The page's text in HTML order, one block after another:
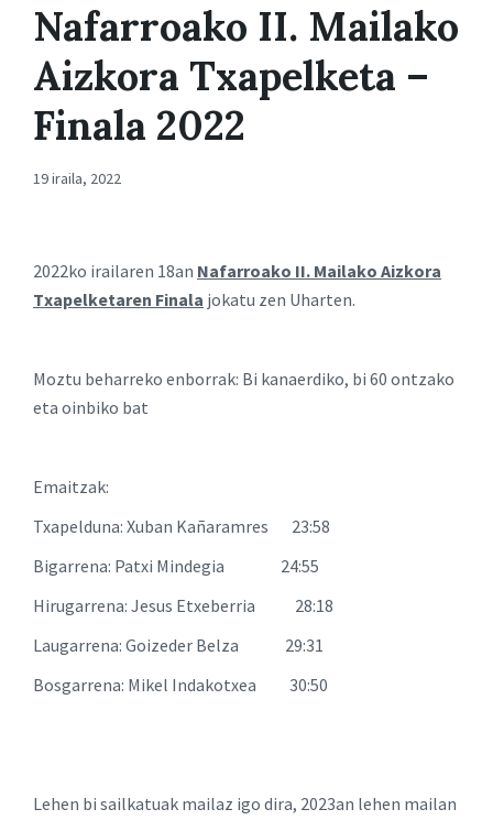
Nafarroako II. Mailako
Aizkora Txapelketa –
Finala 2022
19 iraila, 2022
2022ko irailaren 18an Nafarroako II. Mailako Aizkora
Txapelketaren Finala jokatu zen Uharten.
Moztu beharreko enborrak: Bi kanaerdiko, bi 60 ontzako
eta oinbiko bat
Emaitzak:
Txapelduna: Xuban Kañaramres 23:58
Bigarrena: Patxi Mindegia 24:55
Hirugarrena: Jesus Etxeberria 28:18
Laugarrena: Goizeder Belza 29:31
Bosgarrena: Mikel Indakotxea 30:50
Lehen bi sailkatuak mailaz igo dira, 2023an lehen mailan